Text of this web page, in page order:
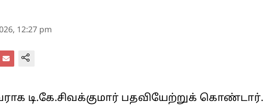
12:27 pm
டி.கே.சிவக்குமார் பதவியேற்றுக் கொண்டார்.